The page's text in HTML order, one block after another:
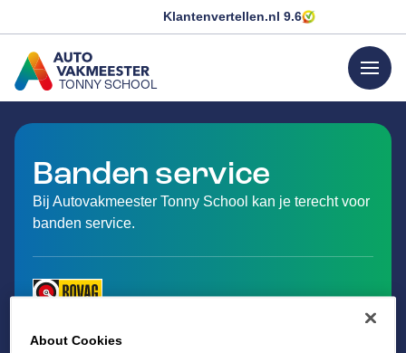
Klantenvertellen.nl 9.6
TONNY SCHOOL
GA NAAR DE HOMEPAGINA
menu
Banden service
Bij Autovakmeester Tonny School kan je terecht voor
banden service.
About Cookies